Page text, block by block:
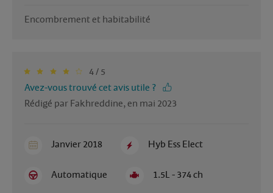
Encombrement et habitabilité
4 / 5
Avez-vous trouvé cet avis utile ?
Rédigé par Fakhreddine, en mai 2023
Janvier 2018 Hyb Ess Elect
Automatique 1.5L - 374 ch